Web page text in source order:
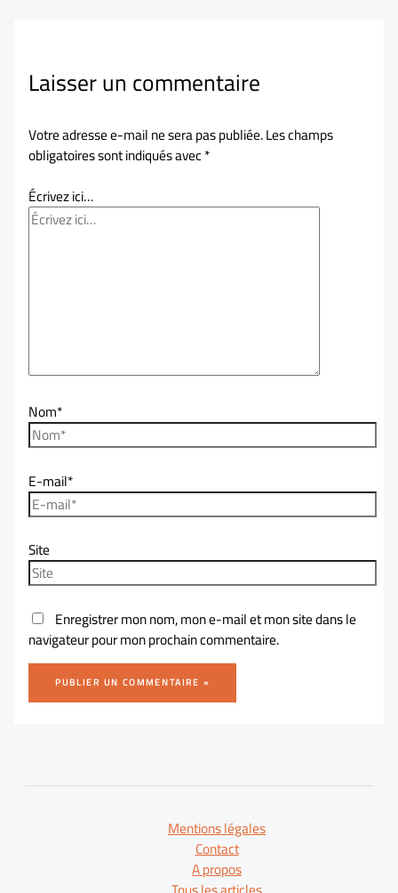
Laisser un commentaire
Votre adresse e-mail ne sera pas publiée.Les champs
obligatoires sont indiqués avec*
Écrivez ici…
Nom*
E-mail*
Site
Enregistrer mon nom, mon e-mail et mon site dans le
navigateur pour mon prochain commentaire.
Mentions légales
Contact
A propos